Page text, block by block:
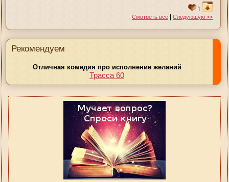
1
Смотреть все | Следующую >>
Рекомендуем
Отличная комедия про исполнение желаний
Трасса 60